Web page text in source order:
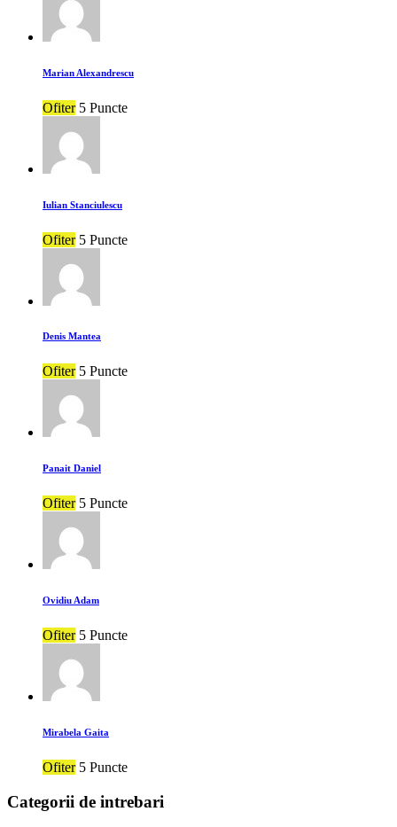
Marian Alexandrescu
Ofiter 5 Puncte
Iulian Stanciulescu
Ofiter 5 Puncte
Denis Mantea
Ofiter 5 Puncte
Panait Daniel
Ofiter 5 Puncte
Ovidiu Adam
Ofiter 5 Puncte
Mirabela Gaita
Ofiter 5 Puncte
Categorii de intrebari